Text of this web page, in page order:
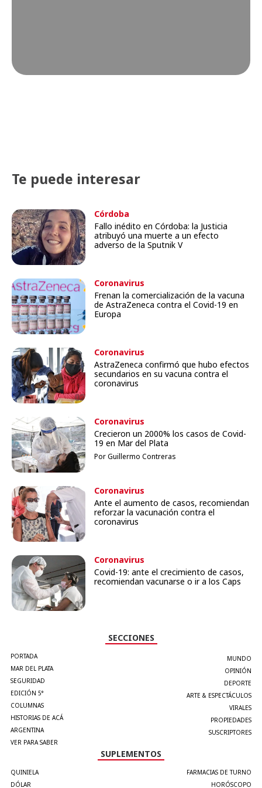
Te puede interesar
Córdoba
Fallo inédito en Córdoba: la Justicia
atribuyó una muerte a un efecto
adverso de la Sputnik V
Coronavirus
Frenan la comercialización de la vacuna
de AstraZeneca contra el Covid-19 en
Europa
Coronavirus
AstraZeneca confirmó que hubo efectos
secundarios en su vacuna contra el
coronavirus
Coronavirus
Crecieron un 2000% los casos de Covid-
19 en Mar del Plata
Por Guillermo Contreras
Coronavirus
Ante el aumento de casos, recomiendan
reforzar la vacunación contra el
coronavirus
Coronavirus
Covid-19: ante el crecimiento de casos,
recomiendan vacunarse o ir a los Caps
SECCIONES
PORTADA
MAR DEL PLATA
SEGURIDAD
EDICIÓN 5°
COLUMNAS
HISTORIAS DE ACÁ
ARGENTINA
VER PARA SABER
MUNDO
OPINIÓN
DEPORTE
ARTE & ESPECTÁCULOS
VIRALES
PROPIEDADES
SUSCRIPTORES
SUPLEMENTOS
QUINIELA
DÓLAR
FARMACIAS DE TURNO
HORÓSCOPO